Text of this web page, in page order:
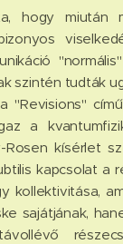
hogy miután
szintén tudták
"Revisions"
a
Rosen kísérlet
kapcsolat a
kollektivitása,
sajátjának,